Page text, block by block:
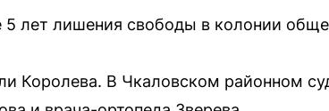
5 лет лишения свободы в колонии
Королева. В Чкаловском районном